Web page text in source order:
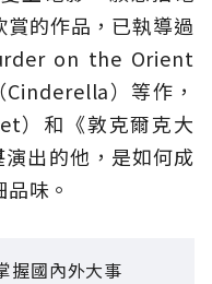
的作品，已執導過
on the Orient
）等作，
）和《敦克爾克大
出的他，是如何成
味。
握國內外大事